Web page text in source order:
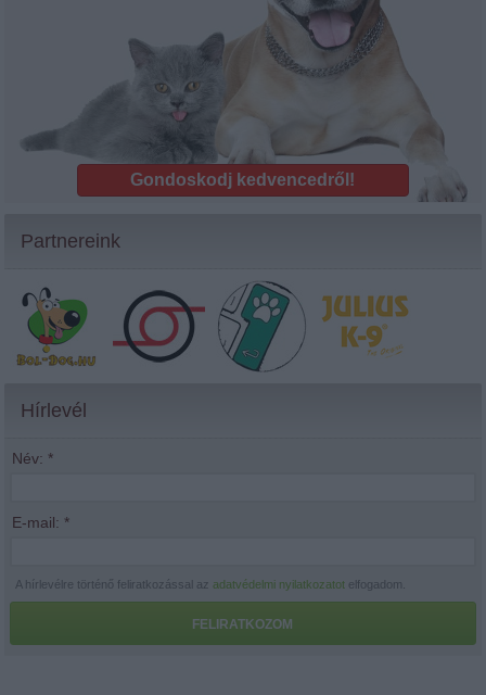
Gondoskodj kedvencedről!
Partnereink
Hírlevél
Név: *
E-mail: *
A hírlevélre történő feliratkozással azadatvédelmi nyilatkozatot elfogadom.
FELIRATKOZOM